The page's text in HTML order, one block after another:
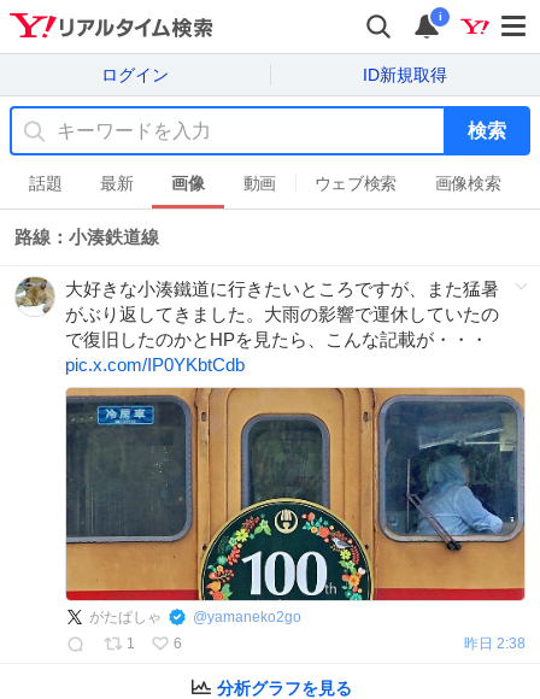
i
ログイン ID新規取得
検索
話題 最新 画像 動画 ウェブ検索 画像検索
路線：小湊鉄道線
大好きな小湊鐵道に行きたいところですが、また猛暑
がぶり返してきました。大雨の影響で運休していたの
で復旧したのかとHPを見たら、こんな記載が・・・
pic.x.com/IP0YKbtCdb
がたぱしゃ @yamaneko2go
1
6 昨日 2:38
分析グラフを見る